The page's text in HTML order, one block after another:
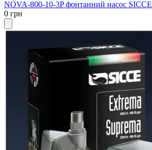
NOVA-800-10-3P фонтанний насос SICCE
0 грн